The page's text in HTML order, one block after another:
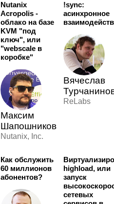
Nutanix
Acropolis -
облако на базе
KVM "под
ключ", или
"webscale в
коробке"
Максим
Шапошников
Nutanix, Inc.
!sync:
асинхронное
Вячеслав
ReLabs
Как обслужить
60 миллионов
абонентов?
highload, или
запуск
сетевых